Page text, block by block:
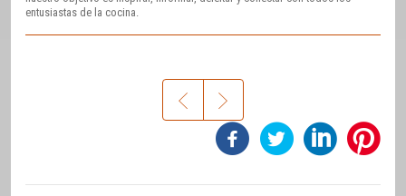
entusiastas de la cocina.